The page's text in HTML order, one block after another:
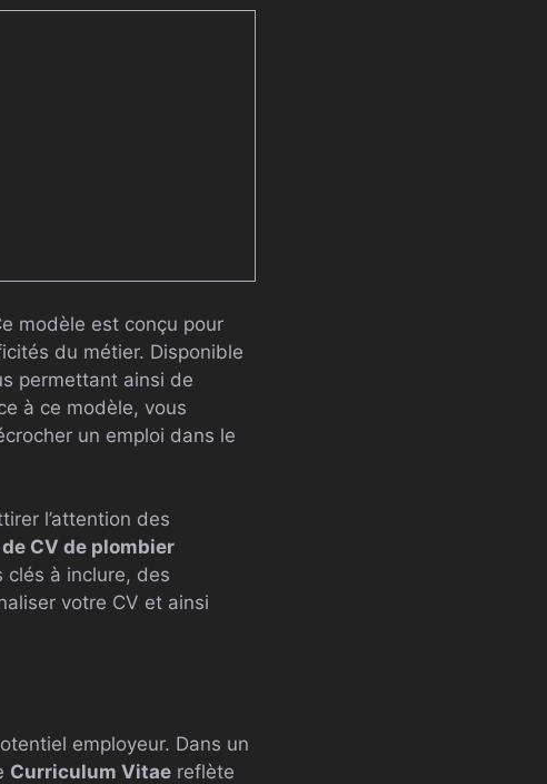
modèle est conçu pour
du métier. Disponible
permettant ainsi de
à ce modèle, vous
un emploi dans le
l’attention des
CV de plombier
clés à inclure, des
votre CV et ainsi
employeur. Dans un
Curriculum Vitae reflète